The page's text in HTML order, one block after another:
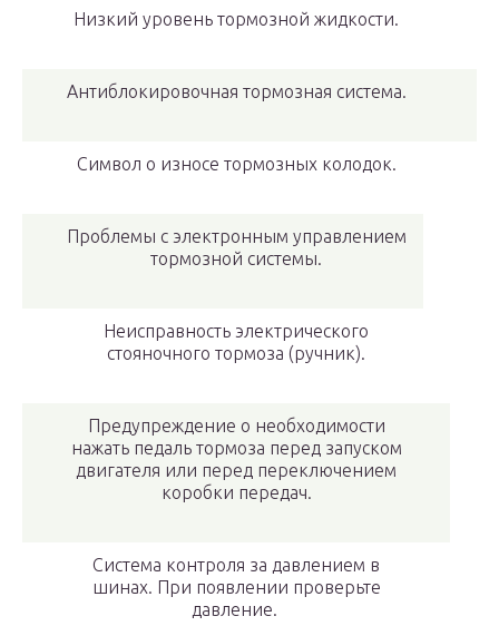
Низкий уровень тормозной жидкости.
Антиблокировочная тормозная система.
Символ о износе тормозных колодок.
Проблемы с электронным управлением
тормозной системы.
Неисправность электрического
стояночного тормоза (ручник).
Предупреждение о необходимости
нажать педаль тормоза перед запуском
двигателя или перед переключением
коробки передач.
Система контроля за давлением в
шинах. При появлении проверьте
давление.